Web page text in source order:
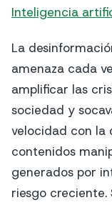
Inteligencia
La
amenaza cada
amplificar las
sociedad y
velocidad con la
contenidos
generados por
riesgo creciente.